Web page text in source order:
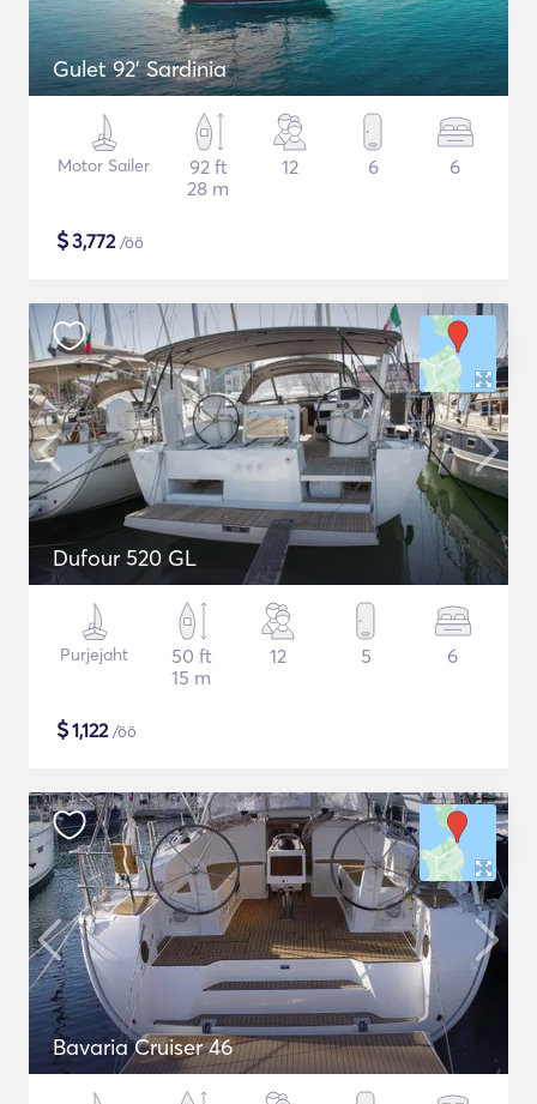
Gulet 92' Sardinia
Motor Sailer
92 ft
28 m
12 6 6
$3,772/öö
Dufour 520 GL
Purjejaht
50 ft
15 m
12 5 6
$1,122/öö
Bavaria Cruiser 46